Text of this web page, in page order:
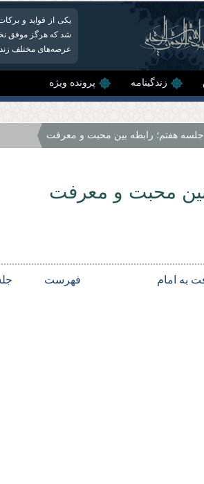
یکی از فواید و
شد كه هرگز موفق
عرصه‌های مختلف
زندگینامه پرونده ویژه
جلسه هفتم؛ رابطه بین محبت و معرفت
محبت و معرفت
به امام
فهرست